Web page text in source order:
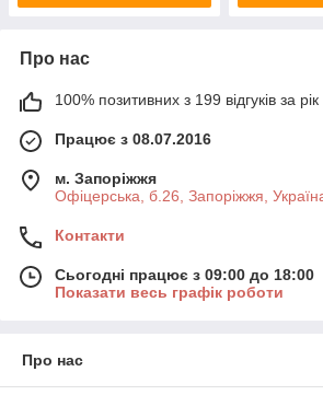
Про нас
100% позитивних з 199 відгуків за рік
Працює з 08.07.2016
м. Запоріжжя
Офіцерська, б.26, Запоріжжя,
Контакти
Сьогодні працює з 09:00 до 18:00
Показати весь графік роботи
Про нас